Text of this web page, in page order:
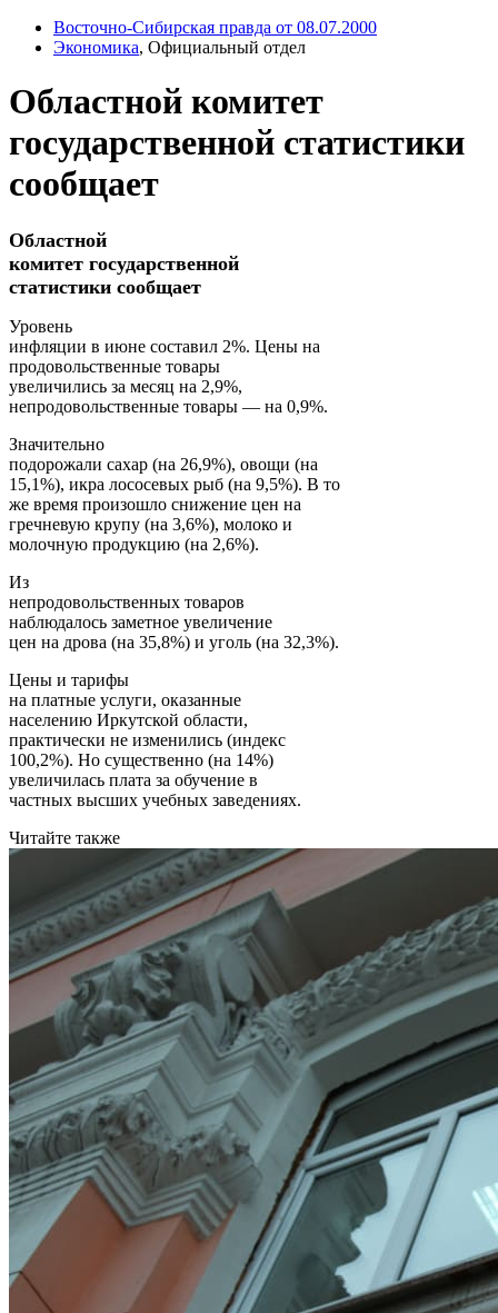
Восточно-Сибирская правда от 08.07.2000
Экономика, Официальный отдел
Областной комитет
государственной статистики
сообщает
Областной
комитет государственной
статистики сообщает
Уровень
инфляции в июне составил 2%. Цены на
продовольственные товары
увеличились за месяц на 2,9%,
непродовольственные товары — на 0,9%.
Значительно
подорожали сахар (на 26,9%), овощи (на
15,1%), икра лососевых рыб (на 9,5%). В то
же время произошло снижение цен на
гречневую крупу (на 3,6%), молоко и
молочную продукцию (на 2,6%).
Из
непродовольственных товаров
наблюдалось заметное увеличение
цен на дрова (на 35,8%) и уголь (на 32,3%).
Цены и тарифы
на платные услуги, оказанные
населению Иркутской области,
практически не изменились (индекс
100,2%). Но существенно (на 14%)
увеличилась плата за обучение в
частных высших учебных заведениях.
Читайте также